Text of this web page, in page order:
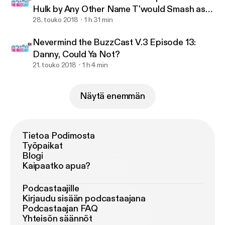
Hulk by Any Other Name T'would Smash as
Hard.
28. touko 2018 1 h 31 min
Nevermind the BuzzCast V.3 Episode 13:
Danny, Could Ya Not?
21. touko 2018 1 h 4 min
Näytä enemmän
Tietoa Podimosta
Työpaikat
Blogi
Kaipaatko apua?
Podcastaajille
Kirjaudu sisään podcastaajana
Podcastaajan FAQ
Yhteisön säännöt